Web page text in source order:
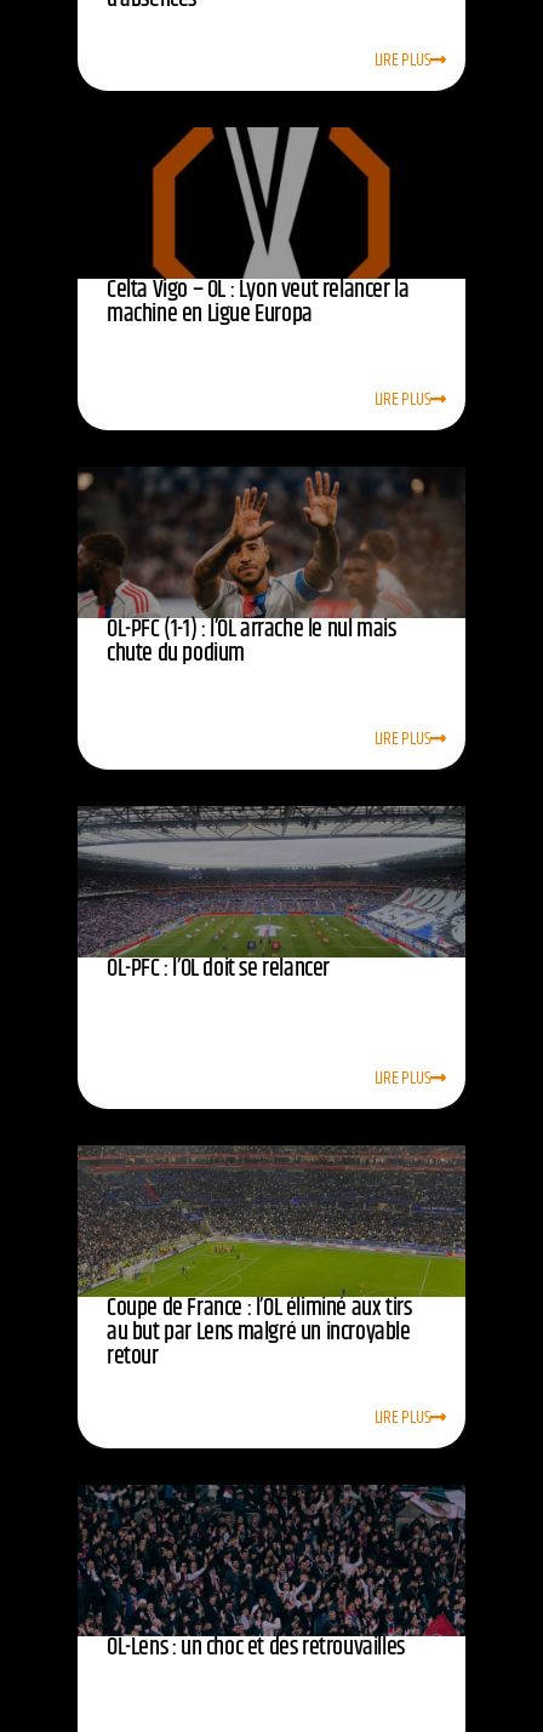
LIRE PLUS
Celta Vigo – OL : Lyon veut relancer la
machine en Ligue Europa
LIRE PLUS
OL-PFC (1-1) : l’OL arrache le nul mais
chute du podium
LIRE PLUS
OL-PFC : l’OL doit se relancer
LIRE PLUS
Coupe de France : l’OL éliminé aux tirs
au but par Lens malgré un incroyable
retour
LIRE PLUS
OL-Lens : un choc et des retrouvailles